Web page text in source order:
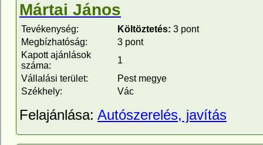
Mártai János
Tevékenység: Költöztetés: 3 pont
Megbízhatóság:
3 pont
Kapott ajánlások
száma:
1
Vállalási terület:
Pest megye
Székhely:
Vác
Felajánlása: Autószerelés, javítás